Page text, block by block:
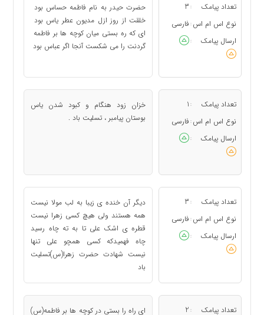
تعداد پیامک :
3
نوع اس ام اس : فارسی
ارسال پیامک
:
حضرت حیدر به نام فاطمه حساس بود
خلقت از روز ازل مدیون عطر یاس بود
ای که ره بستی میان کوچه ها بر فاطمه
گردنت را می شکست آنجا اگر عباس بود
تعداد پیامک :
1
نوع اس ام اس : فارسی
ارسال پیامک
:
خزان زود هنگام و کبود شدن یاس
بوستان پیامبر ، تسلیت باد .
تعداد پیامک :
3
نوع اس ام اس : فارسی
ارسال پیامک
:
دیگر آن خنده ی زیبا به لب مولا نیست
همه هستند ولی هیچ کسی زهرا نیست
قطره ی اشک علی تا به ته چاه رسید
چاه فهمیدکه کسی همچو علی تنها
نیست شهادت حضرت زهرا(س)تسلیت
باد
تعداد پیامک :
2
ای راه را بستی در کوچه ها بر فاطمه(س)